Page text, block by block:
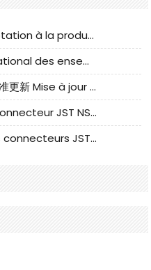
Guide d'évaluation et d'adaptation à la production des composants de câbles nationaux CNC Tech
Analyse du remplacement national des ensembles de câbles à fréquence élevée I-PEX
CLIFF参照下的国产连接器测试标准更新 Mise à jour des normes de test des connecteurs nationaux sous la référence CLIFF
Connecteur JST - Fournit le connecteur JST NSHR-02V-S original | Équivalent
Connecteur JST - Fournit des connecteurs JST GHR-09V-S authentiques et des produits de remplacement|